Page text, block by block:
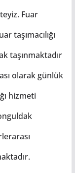
Fuar
taşımacılığı
taşınmaktadır
olarak günlük
hizmeti